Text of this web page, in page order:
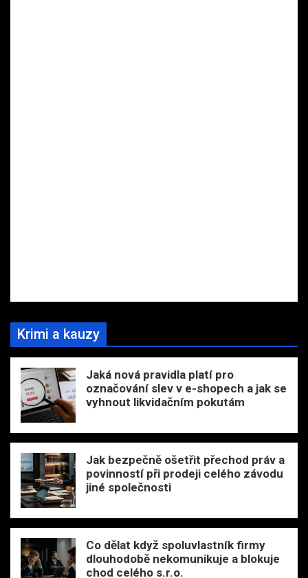
Krimi a kauzy
Jaká nová pravidla platí pro
označování slev v e-shopech a jak se
vyhnout likvidačním pokutám
Jak bezpečně ošetřit přechod práv a
povinností při prodeji celého závodu
jiné společnosti
Co dělat když spoluvlastník firmy
dlouhodobě nekomunikuje a blokuje
chod celého s.r.o.